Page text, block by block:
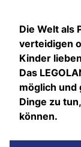
Die Welt als
verteidigen
Kinder
Das
möglich und
Dinge zu
können.